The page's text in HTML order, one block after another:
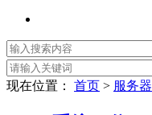
现在位置： 首页 > 服务器